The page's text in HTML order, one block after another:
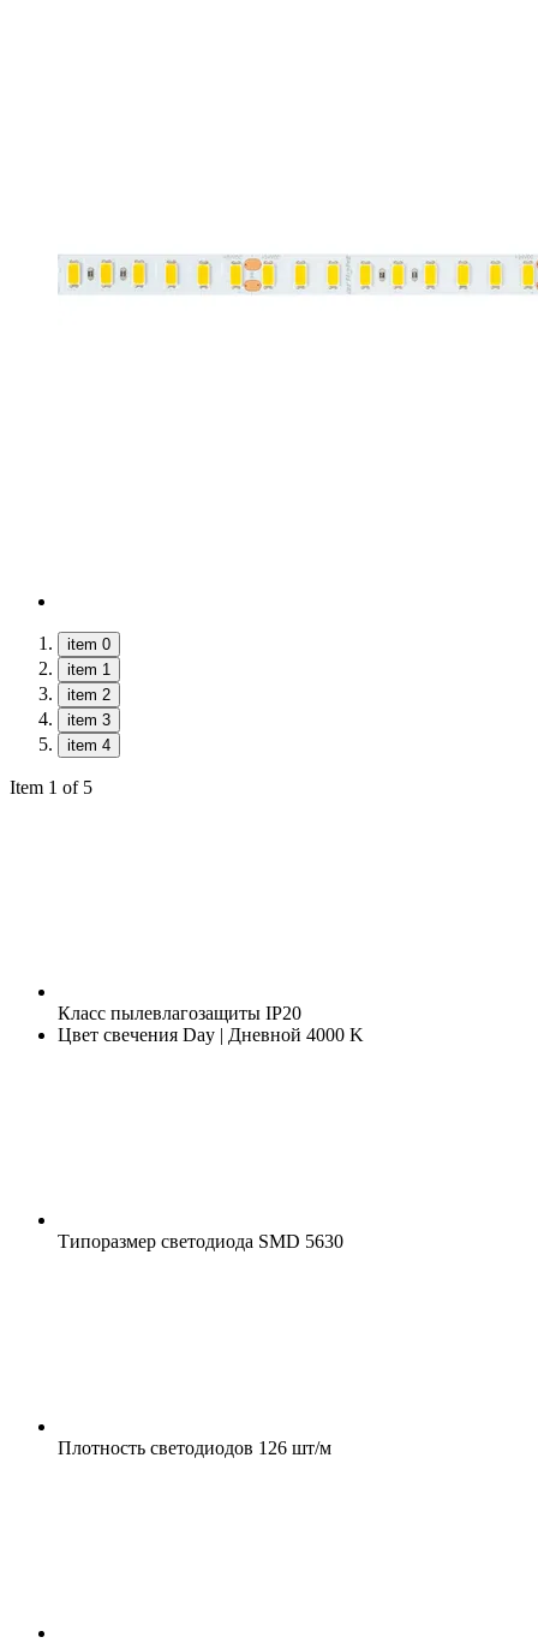
item 0
item 1
item 2
item 3
item 4
Item 1 of 5
Класс пылевлагозащиты IP20
Цвет свечения Day | Дневной 4000 K
Типоразмер светодиода SMD 5630
Плотность светодиодов 126 шт/м